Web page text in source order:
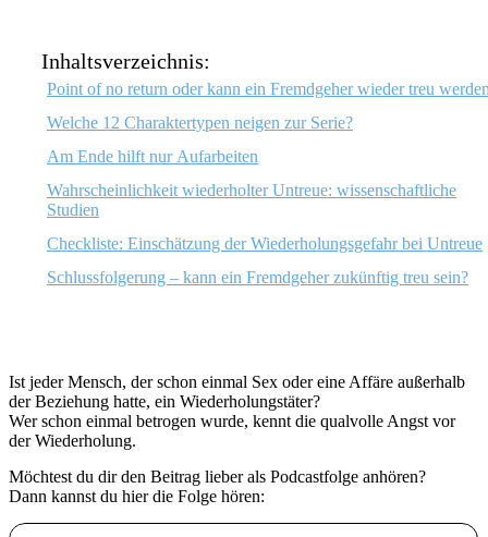
Inhaltsverzeichnis:
Point of no return oder kann ein Fremdgeher wieder treu
Welche 12 Charaktertypen neigen zur Serie?
Am Ende hilft nur Aufarbeiten
Wahrscheinlichkeit wiederholter Untreue: wissenschaftliche
Studien
Checkliste: Einschätzung der Wiederholungsgefahr bei Untreue
Schlussfolgerung – kann ein Fremdgeher zukünftig treu sein?
Ist jeder Mensch, der schon einmal Sex oder eine Affäre außerhalb
der Beziehung hatte, ein Wiederholungstäter?
Wer schon einmal betrogen wurde, kennt die qualvolle Angst vor
der Wiederholung.
Möchtest du dir den Beitrag lieber als Podcastfolge anhören?
Dann kannst du hier die Folge hören: